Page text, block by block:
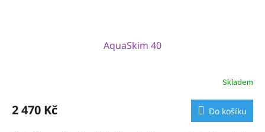
AquaSkim 40
Skladem
2 470 Kč Do košíku